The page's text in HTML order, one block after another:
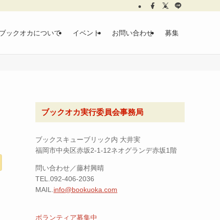
ブックオカについて イベント お問い合わせ 募集
ブックオカ実行委員会事務局
ブックスキューブリック内 大井実
福岡市中央区赤坂2-1-12ネオグランデ赤坂1階
問い合わせ／藤村興晴
TEL.092-406-2036
MAIL. info@bookuoka.com
ボランティア募集中